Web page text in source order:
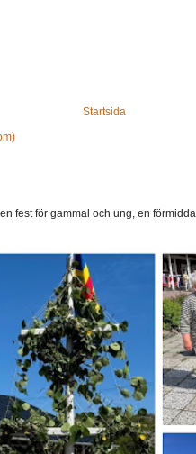
Startsida
fest för gammal och ung, en